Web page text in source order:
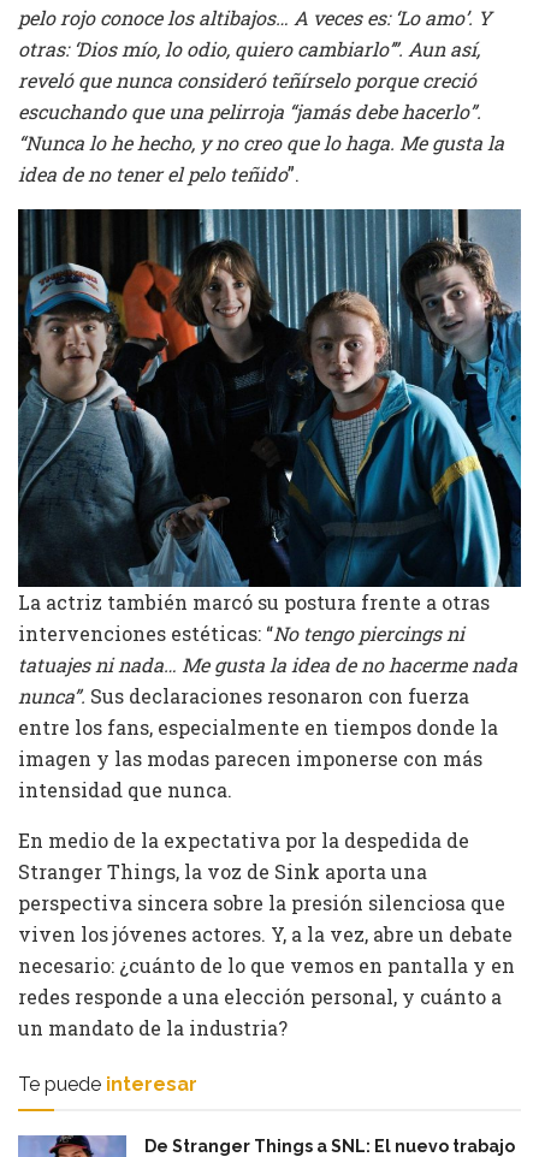
pelo rojo conoce los altibajos… A veces es: ‘Lo amo’. Y
otras: ‘Dios mío, lo odio, quiero cambiarlo’”. Aun así,
reveló que nunca consideró teñírselo porque creció
escuchando que una pelirroja “jamás debe hacerlo”.
“Nunca lo he hecho, y no creo que lo haga. Me gusta la
idea de no tener el pelo teñido”.
La actriz también marcó su postura frente a otras
intervenciones estéticas: “No tengo piercings ni
tatuajes ni nada… Me gusta la idea de no hacerme nada
nunca”. Sus declaraciones resonaron con fuerza
entre los fans, especialmente en tiempos donde la
imagen y las modas parecen imponerse con más
intensidad que nunca.
En medio de la expectativa por la despedida de
Stranger Things, la voz de Sink aporta una
perspectiva sincera sobre la presión silenciosa que
viven los jóvenes actores. Y, a la vez, abre un debate
necesario: ¿cuánto de lo que vemos en pantalla y en
redes responde a una elección personal, y cuánto a
un mandato de la industria?
Te puede interesar
De Stranger Things a SNL: El nuevo trabajo